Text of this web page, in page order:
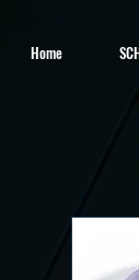
Home